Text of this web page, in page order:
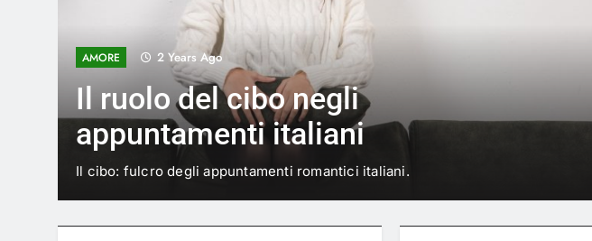
AMORE 1 Year Ago
Come capire se un
appuntamento in Italia è andato
bene
Segnali chiari per valutare il successo di un appuntamento.